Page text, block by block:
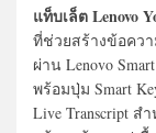
แท็บเล็ต Lenovo
ที่ช่วยสร้างข้อคว
ผ่าน Lenovo
พร้อมปุ่ม Smart
Live Transcript ส